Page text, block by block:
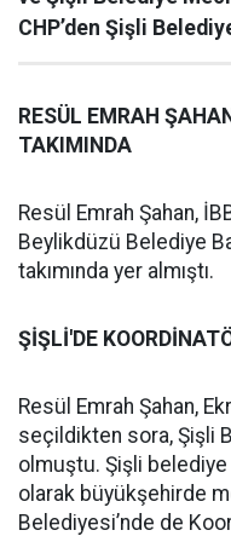
CHP’den Şişli
RESÜL EMRAH
TAKIMINDA
Resül Emrah Şahan,
Beylikdüzü Belediye
takımında yer almıştı.
ŞİŞLİ'DE
Resül Emrah Şahan,
seçildikten sora, Şişli
olmuştu. Şişli
olarak büyükşehirde
Belediyesi’nde de